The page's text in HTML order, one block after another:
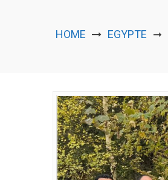
HOME EGYPTE ➞